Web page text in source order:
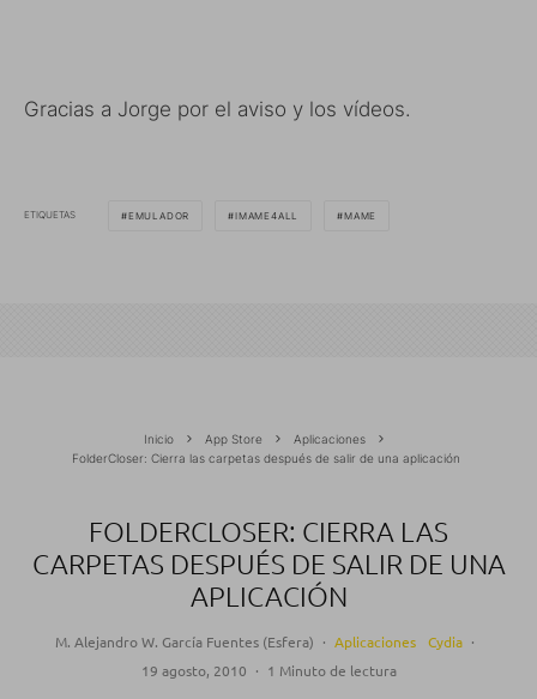
Gracias a Jorge por el aviso y los vídeos.
ETIQUETAS EMULADOR IMAME4ALL MAME
Inicio App Store
Aplicaciones
FolderCloser: Cierra las carpetas después de salir de una aplicación
FOLDERCLOSER: CIERRA LAS
CARPETAS DESPUÉS DE SALIR DE UNA
APLICACIÓN
M. Alejandro W. García Fuentes (Esfera) · Aplicaciones Cydia ·
19 agosto, 2010 · 1 Minuto de lectura